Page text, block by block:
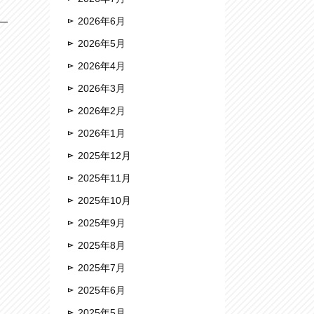
2026年6月
2026年5月
2026年4月
2026年3月
2026年2月
2026年1月
2025年12月
2025年11月
2025年10月
2025年9月
2025年8月
2025年7月
2025年6月